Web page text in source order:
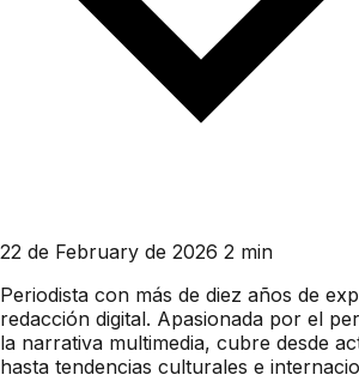
22 de February de 2026 2 min
Periodista con más de diez años de
redacción digital. Apasionada por el
la narrativa multimedia, cubre desde
hasta tendencias culturales e